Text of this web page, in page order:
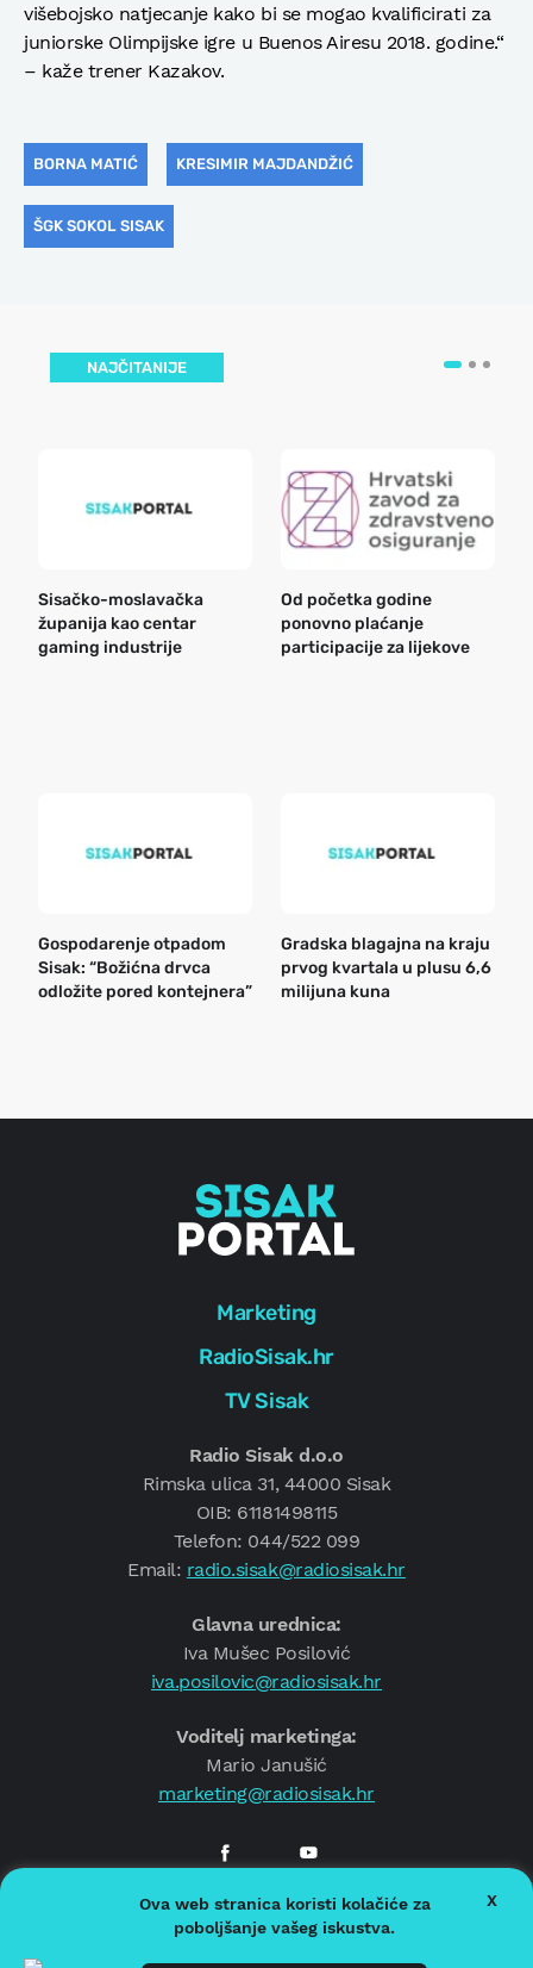
višebojsko natjecanje kako bi se mogao kvalificirati za
juniorske Olimpijske igre u Buenos Airesu 2018. godine.“
– kaže trener Kazakov.
BORNA MATIĆ KRESIMIR MAJDANDŽIĆ
ŠGK SOKOL SISAK
NAJČITANIJE
Sisačko-moslavačka
županija kao centar
gaming industrije
Od početka godine
ponovno plaćanje
participacije za lijekove
Gospodarenje otpadom
Sisak: “Božićna drvca
odložite pored kontejnera”
Gradska blagajna na kraju
prvog kvartala u plusu 6,6
milijuna kuna
Marketing
RadioSisak.hr
TV Sisak
Radio Sisak d.o.o
Rimska ulica 31, 44000 Sisak
OIB: 61181498115
Telefon: 044/522 099
Email: radio.sisak@radiosisak.hr
Glavna urednica:
Iva Mušec Posilović
iva.posilovic@radiosisak.hr
Voditelj marketinga:
Mario Janušić
marketing@radiosisak.hr
© 2026.Radio Sisak
Politika privatnosti
Ova web stranica koristi kolačiće za
poboljšanje vašeg iskustva.
X